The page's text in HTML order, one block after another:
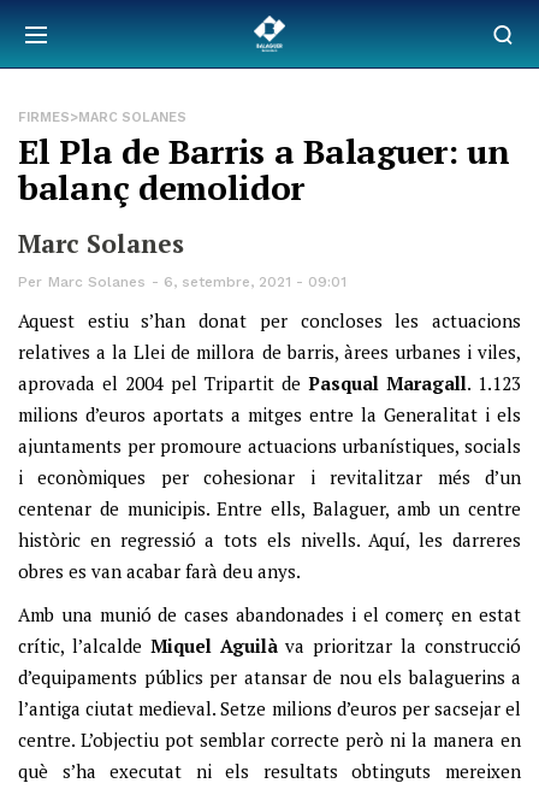
FIRMES>MARC SOLANES
El Pla de Barris a Balaguer: un
balanç demolidor
Marc Solanes
Per Marc Solanes 6, setembre, 2021 - 09:01
Aquest estiu s’han donat per concloses les actuacions
relatives a la Llei de millora de barris, àrees urbanes i viles,
aprovada el 2004 pel Tripartit de Pasqual Maragall. 1.123
milions d’euros aportats a mitges entre la Generalitat i els
ajuntaments per promoure actuacions urbanístiques, socials
i econòmiques per cohesionar i revitalitzar més d’un
centenar de municipis. Entre ells, Balaguer, amb un centre
històric en regressió a tots els nivells. Aquí, les darreres
obres es van acabar farà deu anys.
Amb una munió de cases abandonades i el comerç en estat
crític, l’alcalde Miquel Aguilàva prioritzar la construcció
d’equipaments públics per atansar de nou els balaguerins a
l’antiga ciutat medieval. Setze milions d’euros per sacsejar el
centre. L’objectiu pot semblar correcte però ni la manera en
què s’ha executat ni els resultats obtinguts mereixen